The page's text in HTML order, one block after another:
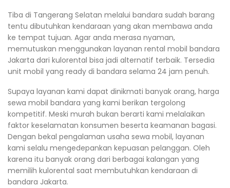
Tiba di Tangerang Selatan melalui bandara sudah barang
tentu dibutuhkan kendaraan yang akan membawa anda
ke tempat tujuan. Agar anda merasa nyaman,
memutuskan menggunakan layanan rental mobil bandara
Jakarta dari kulorental bisa jadi alternatif terbaik. Tersedia
unit mobil yang ready di bandara selama 24 jam penuh.
Supaya layanan kami dapat dinikmati banyak orang, harga
sewa mobil bandara yang kami berikan tergolong
kompetitif. Meski murah bukan berarti kami melalaikan
faktor keselamatan konsumen beserta keamanan bagasi.
Dengan bekal pengalaman usaha sewa mobil, layanan
kami selalu mengedepankan kepuasan pelanggan. Oleh
karena itu banyak orang dari berbagai kalangan yang
memilih kulorental saat membutuhkan kendaraan di
bandara Jakarta.